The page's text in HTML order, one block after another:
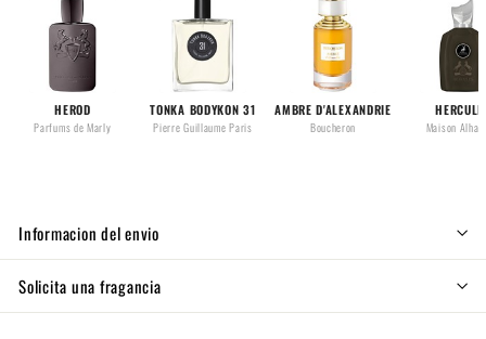
HEROD
Parfums de Marly
TONKA BODYKON 31
Pierre Guillaume Paris
AMBRE D'ALEXANDRIE
Boucheron Maison
Informacion del envio
Solicita una fragancia